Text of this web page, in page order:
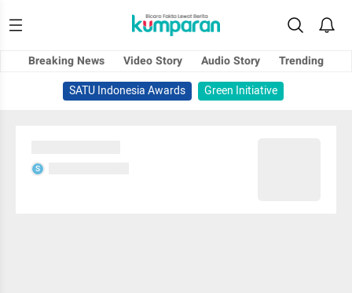
Breaking News Video Story Audio Story
Trending
SATU Indonesia Awards
Green Initiative
S